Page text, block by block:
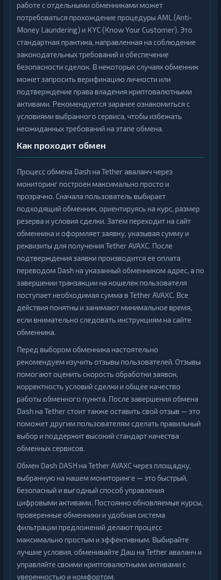
работе с отдельными обменниками может
потребоваться прохождение процедуры AML (Anti-
Money Laundering) и KYC (Know Your Customer). Это
стандартная практика, направленная на соблюдение
законодательных требований и обеспечение
безопасности сделок. В некоторых случаях обменник
может запросить верификацию личности или
подтверждение права владения криптовалютными
активами. Рекомендуется заранее ознакомиться с
условиями выбранного сервиса, чтобы избежать
неожиданных требований на этапе обмена.
Как проходит обмен
Процесс обмена Dash на Tether аваланч через
мониторинг построен максимально просто и
прозрачно. Сначала пользователь выбирает
подходящий обменник, ориентируясь на курс, размер
резерва и условия сделки. Затем переходит на сайт
обменника и оформляет заявку, указывая сумму и
реквизиты для получения Tether AVAXC. После
подтверждения заявки производится ее оплата
переводом Dash на указанный обменником адрес, а по
завершении транзакции на кошелек пользователя
поступает необходимая сумма в Tether AVAXC. Все
действия понятны и занимают минимальное время,
если внимательно следовать инструкциям на сайте
обменника.
Перед выбором обменника настоятельно
рекомендуем изучить отзывы пользователей. Отзывы
помогают оценить скорость обработки заявок,
корректность условий сделки и общее качество
работы обменного пункта. После завершения обмена
Dash на Tether стоит также оставить свой отзыв — это
поможет другим пользователям сделать правильный
выбор и поддержит высокий стандарт качества
обменных сервисов.
Обмен Dash DASH на Tether AVAXC через площадку,
выбранную на нашем мониторинге — это быстрый,
безопасный и выгодный способ управления
цифровыми активами. Постоянно обновляемые курсы,
проверенные обменники и удобная система
фильтрации предложений делают процесс
максимально простым и эффективным. Выбирайте
лучшие условия, обменивайте Даш на Tether аваланч и
управляйте своими криптовалютными активами с
уверенностью и комфортом.